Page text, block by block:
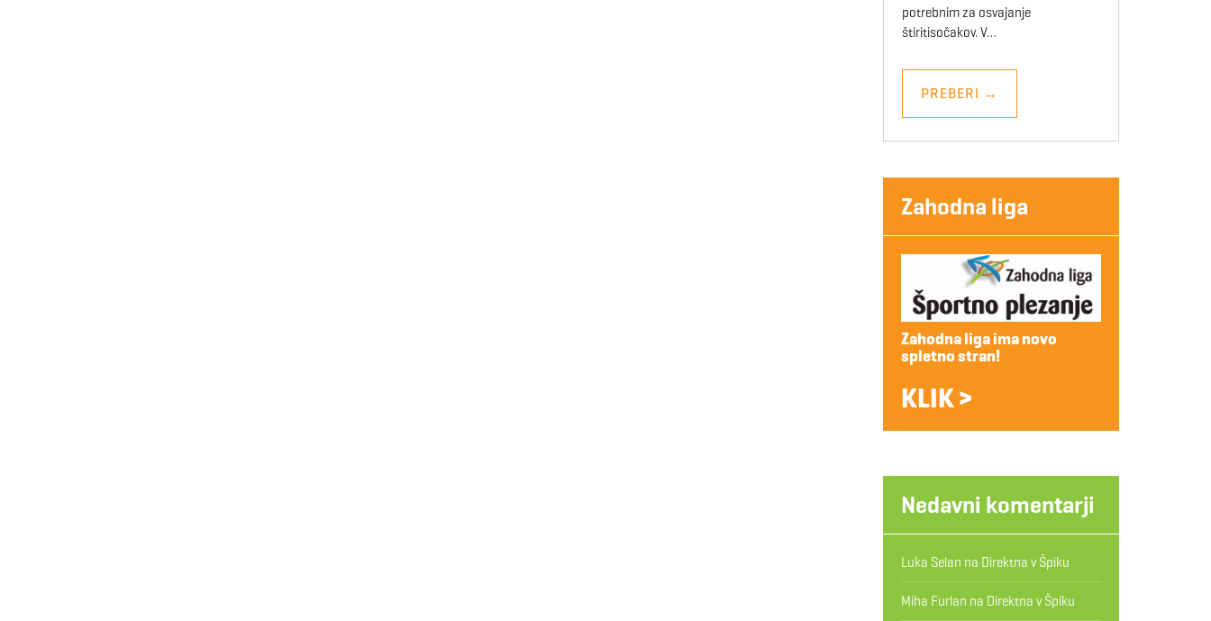
potrebnim za osvajanje
štiritisočakov. V…
PREBERI →
Zahodna liga
Zahodna liga ima novo
spletno stran!
KLIK >
Nedavni komentarji
Luka Selan na Direktna v Špiku
Miha Furlan na Direktna v Špiku